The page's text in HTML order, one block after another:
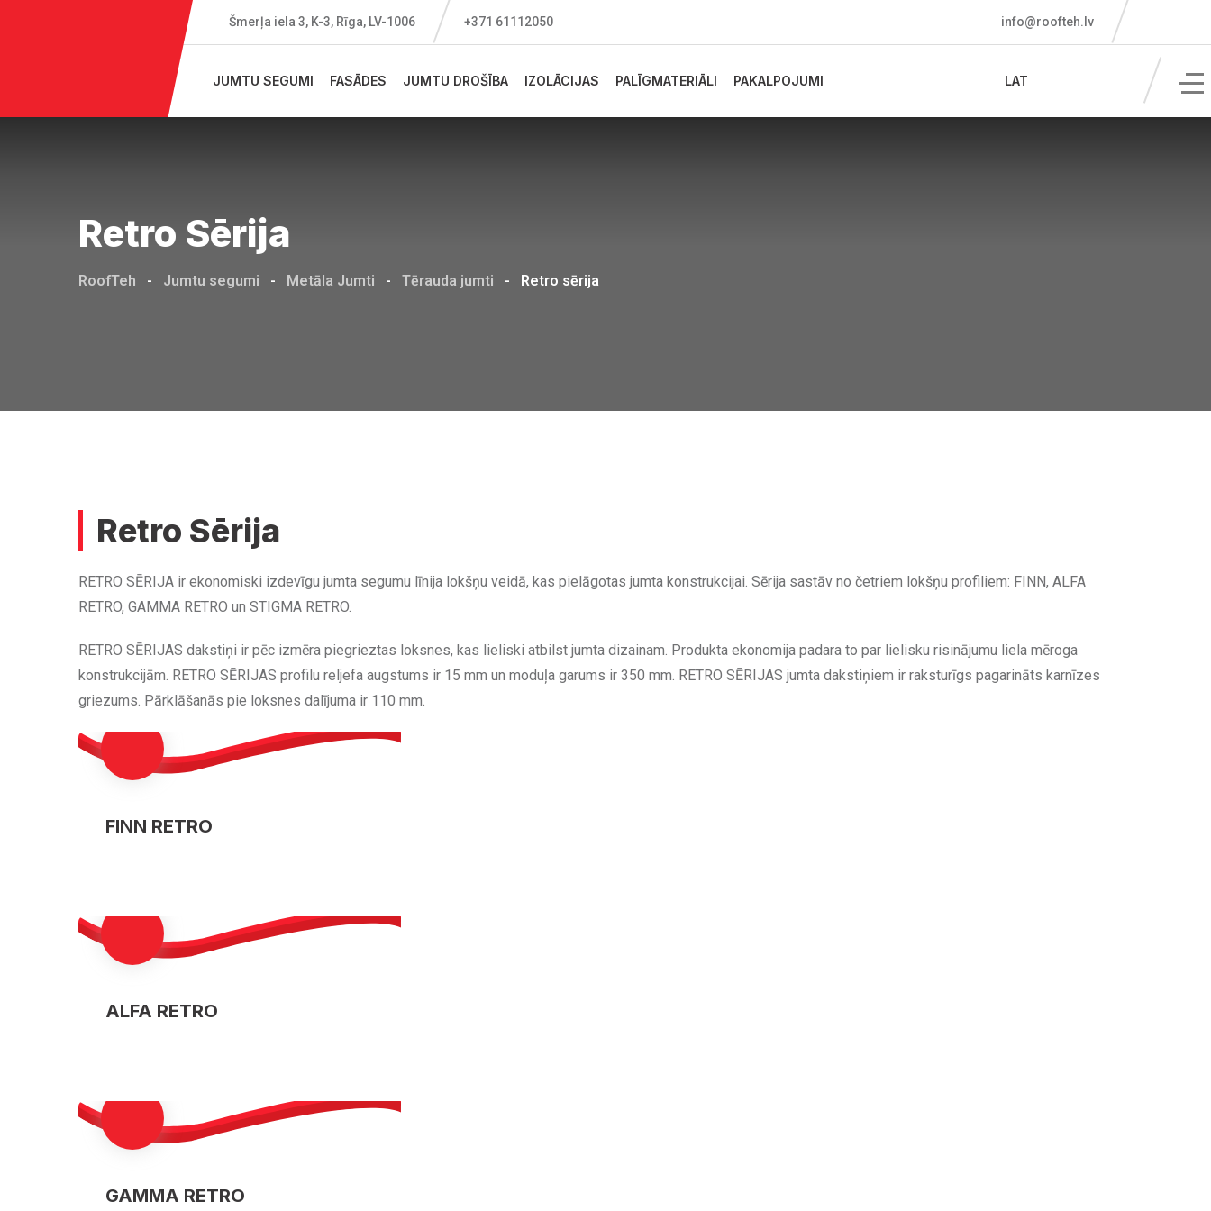
Šmerļa iela 3, K-3, Rīga, LV-1006 +371 61112050 info@roofteh.lv
JUMTU SEGUMI FASĀDES JUMTU DROŠĪBA IZOLĀCIJAS PALĪGMATERIĀLI PAKALPOJUMI LAT
Retro Sērija
RoofTeh - Jumtu segumi - Metāla Jumti - Tērauda jumti - Retro sērija
Retro Sērija
RETRO SĒRIJA ir ekonomiski izdevīgu jumta segumu līnija lokšņu veidā, kas pielāgotas jumta konstrukcijai. Sērija sastāv no četriem lokšņu profiliem: FINN, ALFA
RETRO, GAMMA RETRO un STIGMA RETRO.
RETRO SĒRIJAS dakstiņi ir pēc izmēra piegrieztas loksnes, kas lieliski atbilst jumta dizainam. Produkta ekonomija padara to par lielisku risinājumu liela mēroga
konstrukcijām. RETRO SĒRIJAS profilu reljefa augstums ir 15 mm un moduļa garums ir 350 mm. RETRO SĒRIJAS jumta dakstiņiem ir raksturīgs pagarināts karnīzes
griezums. Pārklāšanās pie loksnes dalījuma ir 110 mm.
FINN RETRO
ALFA RETRO
GAMMA RETRO